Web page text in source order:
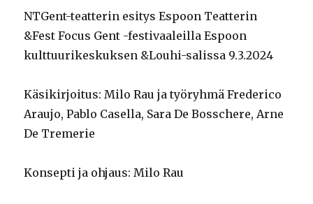
NTGent-teatterin esitys Espoon Teatterin
&Fest Focus Gent -festivaaleilla Espoon
kulttuurikeskuksen &Louhi-salissa 9.3.2024
Käsikirjoitus: Milo Rau ja työryhmä Frederico
Araujo, Pablo Casella, Sara De Bosschere, Arne
De Tremerie
Konsepti ja ohjaus: Milo Rau